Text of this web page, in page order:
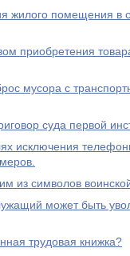
жилого помещения в
приобретения
мусора с
суда первой
исключения
из символов
может быть
трудовая книжка?